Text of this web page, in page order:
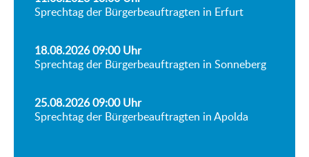
Sprechtag der Bürgerbeauftragten in Erfurt
18.08.2026 09:00Uhr
Sprechtag der Bürgerbeauftragten in Sonneberg
25.08.2026 09:00Uhr
Sprechtag der Bürgerbeauftragten in Apolda